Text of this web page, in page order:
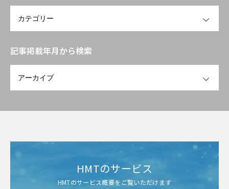
記事掲載年月から検索
HMTのサービス
HMTのサービス概要をご覧いただけます